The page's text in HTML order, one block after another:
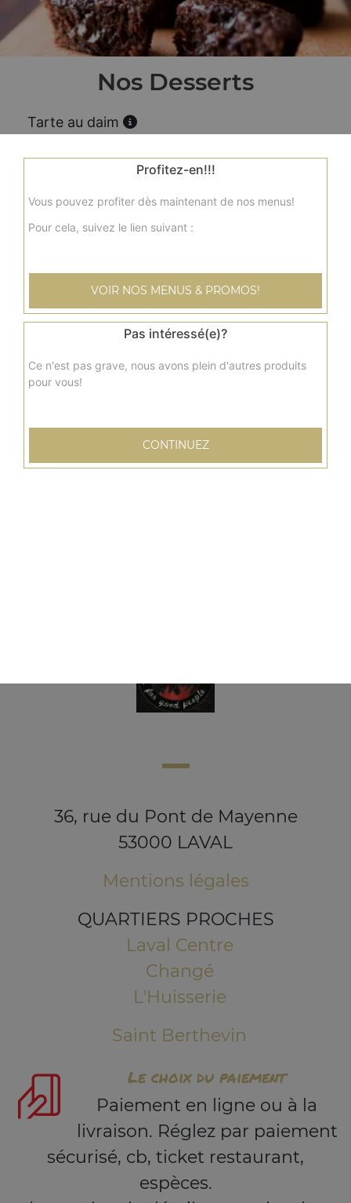
Nos Desserts
Tarte au daim
Fondant au chocolat
3.50€
3.00€
Tiramisu
Glace ben & jerry's 100 ml
4.00€
36, rue du Pont de Mayenne
53000 LAVAL
Mentions légales
QUARTIERS PROCHES
Laval Centre
Changé
L'Huisserie
Saint Berthevin
Le choix du paiement
Paiement en ligne ou à la
livraison. Réglez par paiement
sécurisé, cb, ticket restaurant,
espèces.
Profitez-en!!!
Vous pouvez profiter dès maintenant de nos menus!
Pour cela, suivez le lien suivant :
VOIR NOS MENUS & PROMOS!
Pas intéressé(e)?
Ce n'est pas grave, nous avons plein d'autres produits
pour vous!
CONTINUEZ